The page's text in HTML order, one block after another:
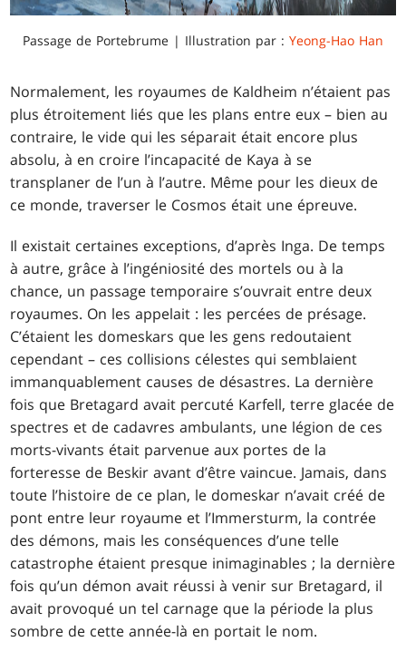
Passage de Portebrume | Illustration par : Yeong-Hao Han
Normalement, les royaumes de Kaldheim n’étaient pas
plus étroitement liés que les plans entre eux – bien au
contraire, le vide qui les séparait était encore plus
absolu, à en croire l’incapacité de Kaya à se
transplaner de l’un à l’autre. Même pour les dieux de
ce monde, traverser le Cosmos était une épreuve.
Il existait certaines exceptions, d’après Inga. De temps
à autre, grâce à l’ingéniosité des mortels ou à la
chance, un passage temporaire s’ouvrait entre deux
royaumes. On les appelait : les percées de présage.
C’étaient les domeskars que les gens redoutaient
cependant – ces collisions célestes qui semblaient
immanquablement causes de désastres. La dernière
fois que Bretagard avait percuté Karfell, terre glacée de
spectres et de cadavres ambulants, une légion de ces
morts-vivants était parvenue aux portes de la
forteresse de Beskir avant d’être vaincue. Jamais, dans
toute l’histoire de ce plan, le domeskar n’avait créé de
pont entre leur royaume et l’Immersturm, la contrée
des démons, mais les conséquences d’une telle
catastrophe étaient presque inimaginables ; la dernière
fois qu’un démon avait réussi à venir sur Bretagard, il
avait provoqué un tel carnage que la période la plus
sombre de cette année-là en portait le nom.